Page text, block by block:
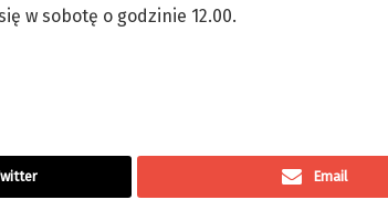
w sobotę o godzinie 12.00.
Email